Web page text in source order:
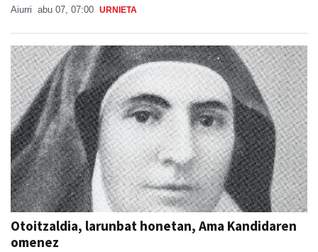
Aiurri abu 07, 07:00 URNIETA
Otoitzaldia, larunbat honetan, Ama Kandidaren
omenez